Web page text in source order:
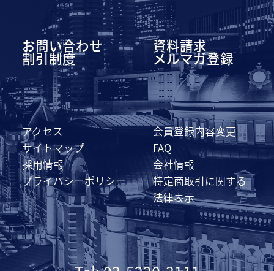
お問い合わせ 資料請求
割引制度 メルマガ登録
アクセス
会員登録内容変更
サイトマップ
FAQ
採用情報
会社情報
プライバシーポリシー
特定商取引に関する
法律表示